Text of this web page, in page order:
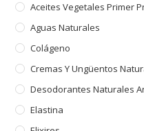
Aceites Vegetales Primer
Aguas Naturales
Colágeno
Cremas Y Ungüentos
Desodorantes Naturales
Elastina